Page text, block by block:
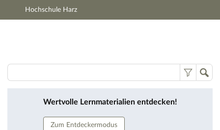
Hauptnavigation
Hochschule Harz
Lernmaterialien
Wertvolle Lernmaterialien entdecken!
Zum Entdeckermodus